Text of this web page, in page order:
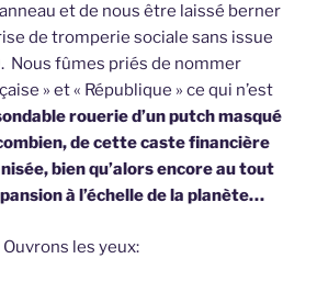
et de nous être laissé berner
de tromperie sociale sans issue
Nous fûmes priés de nommer
» et « République » ce qui n’est
rouerie d’un putch masqué
de cette caste financière
bien qu’alors encore au tout
à l’échelle de la planète…
Ouvrons les yeux: